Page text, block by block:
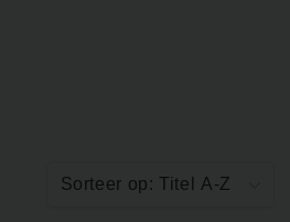
Sorteer op: Titel A-Z